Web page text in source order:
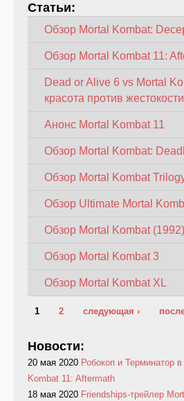
Статьи:
Обзор Mortal Kombat:
Обзор Mortal Kombat 11:
Dead or Alive 6 vs Mortal
красота против жестокости
Анонс Mortal Kombat 11
Обзор Mortal Kombat:
Обзор Mortal Kombat
Обзор Ultimate Mortal
Обзор Mortal Kombat (1992)
Обзор Mortal Kombat 3
Обзор Mortal Kombat XL
Страницы
1 2 следующая ›
Новости:
20 мая 2020 Робокоп и Терминатор
Kombat 11: Aftermath
18 мая 2020 Friendships-трейлер